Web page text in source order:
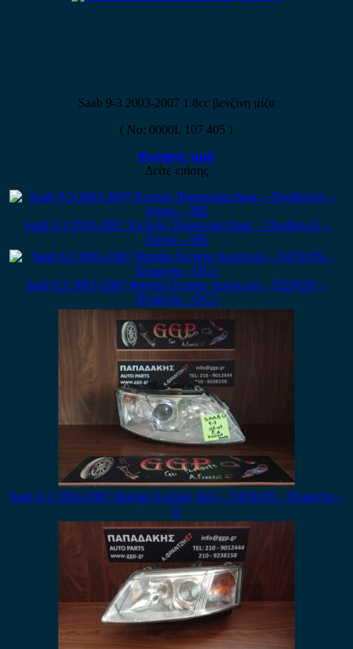
Saab 9-3 2003-2007 1.8cc βενζίνη μίζα
( No: 0000L 107 405 )
Ρωτήστε τιμή
Δείτε επίσης
Saab 9-3 2003-2007 Εμπρός Προφυλακτήρας – Προβολείς –
Ασημί – ΜΣ
Saab 9.3 2003-2007 Φανάρι Εμπρός Αριστερό – XENON –
Πλακέτα – ΟC1
Saab 9-3 2003-2007 Φανάρι Εμπρός Δεξί – XENON – Πλακέτα –
Ο